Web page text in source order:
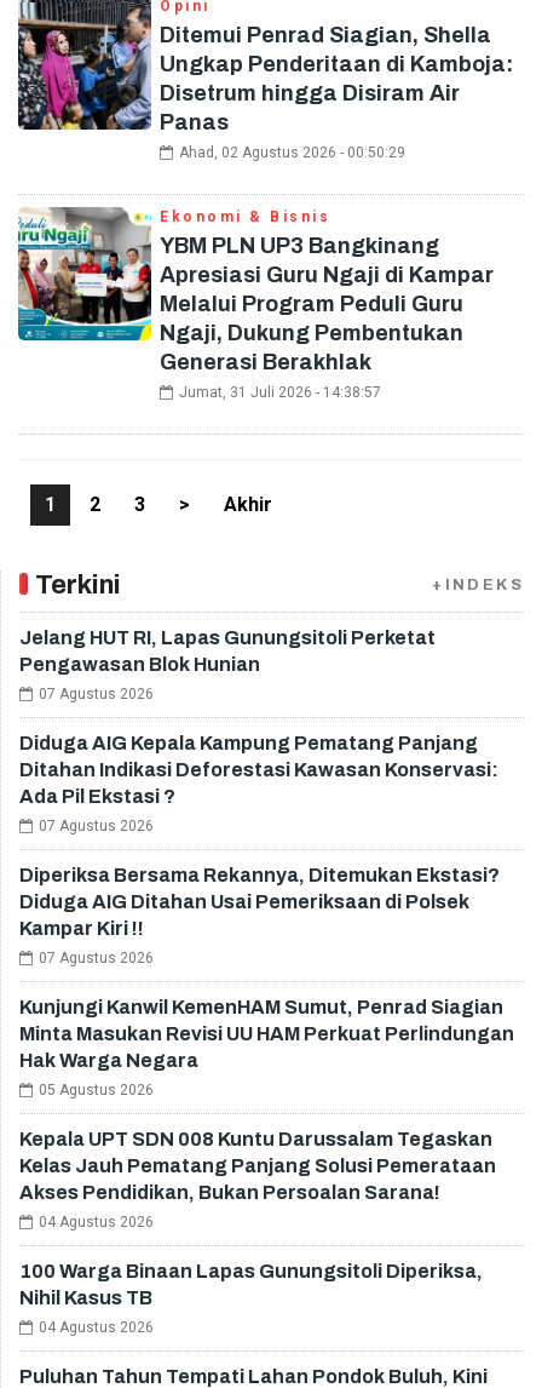
Opini
Ditemui Penrad Siagian, Shella
Ungkap Penderitaan di Kamboja:
Disetrum hingga Disiram Air
Panas
Ahad, 02 Agustus 2026 - 00:50:29
Ekonomi & Bisnis
YBM PLN UP3 Bangkinang
Apresiasi Guru Ngaji di Kampar
Melalui Program Peduli Guru
Ngaji, Dukung Pembentukan
Generasi Berakhlak
Jumat, 31 Juli 2026 - 14:38:57
1 2 3 > Akhir
Terkini +INDEKS
Jelang HUT RI, Lapas Gunungsitoli Perketat
Pengawasan Blok Hunian
07 Agustus 2026
Diduga AIG Kepala Kampung Pematang Panjang
Ditahan Indikasi Deforestasi Kawasan Konservasi:
Ada Pil Ekstasi ?
07 Agustus 2026
Diperiksa Bersama Rekannya, Ditemukan Ekstasi?
Diduga AIG Ditahan Usai Pemeriksaan di Polsek
Kampar Kiri !!
07 Agustus 2026
Kunjungi Kanwil KemenHAM Sumut, Penrad Siagian
Minta Masukan Revisi UU HAM Perkuat Perlindungan
Hak Warga Negara
05 Agustus 2026
Kepala UPT SDN 008 Kuntu Darussalam Tegaskan
Kelas Jauh Pematang Panjang Solusi Pemerataan
Akses Pendidikan, Bukan Persoalan Sarana!
04 Agustus 2026
100 Warga Binaan Lapas Gunungsitoli Diperiksa,
Nihil Kasus TB
04 Agustus 2026
Puluhan Tahun Tempati Lahan Pondok Buluh, Kini